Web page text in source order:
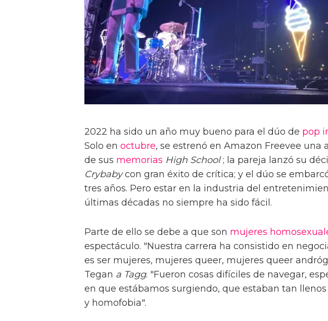
2022 ha sido un año muy bueno para el dúo de pop
Solo en octubre, se estrenó en Amazon Freevee una
de sus memorias High School; la pareja lanzó su
Crybabycon gran éxito de crítica; y el dúo se
tres años. Pero estar en la industria del
últimas décadas no siempre ha sido fácil.
Parte de ello se debe a que son mujeres
espectáculo. "Nuestra carrera ha consistido en
es ser mujeres, mujeres queer, mujeres queer
Tegan a Tagg. "Fueron cosas difíciles de navegar,
en que estábamos surgiendo, que estaban tan llenos
y homofobia".